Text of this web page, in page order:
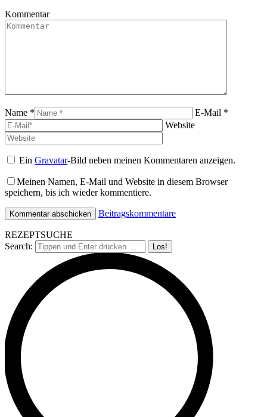
Kommentar
Name *
E-Mail *
Website
EinGravatar-Bild neben meinen Kommentaren anzeigen.
Meinen Namen, E-Mail und Website in diesem Browser
speichern, bis ich wieder kommentiere.
Beitragskommentare
REZEPTSUCHE
Search: